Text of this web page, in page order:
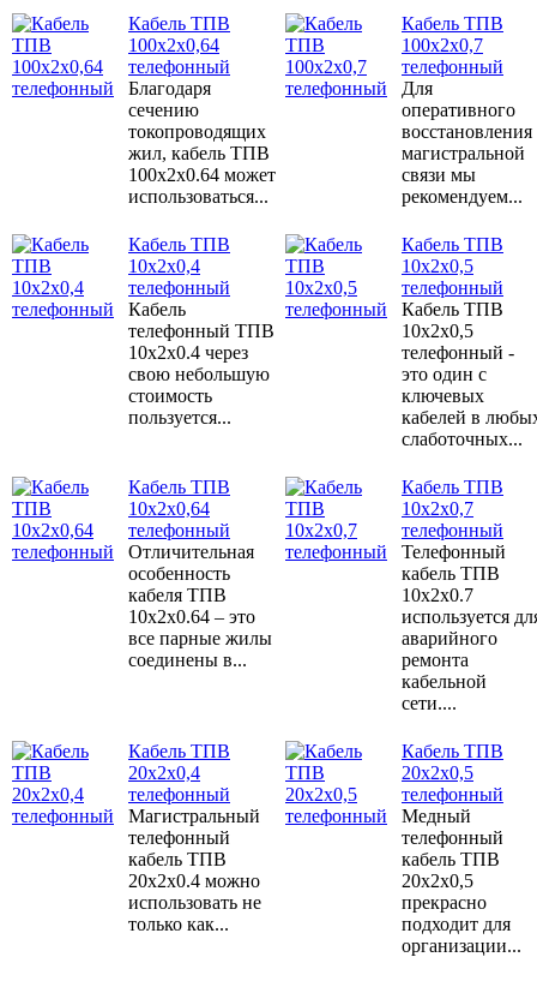
Кабель ТПВ
100x2x0,64
телефонный
Благодаря
сечению
токопроводящих
жил, кабель ТПВ
100х2х0.64 может
использоваться...
Кабель ТПВ
100x2x0,7
телефонный
Для
оперативного
восстановления
магистральной
связи мы
рекомендуем...
Кабель ТПВ
10x2x0,4
телефонный
Кабель
телефонный ТПВ
10х2х0.4 через
свою небольшую
стоимость
пользуется...
Кабель ТПВ
10x2x0,5
телефонный
Кабель ТПВ
10x2x0,5
телефонный -
это один с
ключевых
кабелей в
слаботочных...
Кабель ТПВ
10x2x0,64
телефонный
Отличительная
особенность
кабеля ТПВ
10х2х0.64 – это
все парные жилы
соединены в...
Кабель ТПВ
10x2x0,7
телефонный
Телефонный
кабель ТПВ
10х2х0.7
используется
аварийного
ремонта
кабельной
сети....
Кабель ТПВ
20x2x0,4
телефонный
Магистральный
телефонный
кабель ТПВ
20х2х0.4 можно
использовать не
только как...
Кабель ТПВ
20x2x0,5
телефонный
Медный
телефонный
кабель ТПВ
20х2х0,5
прекрасно
подходит для
организации...